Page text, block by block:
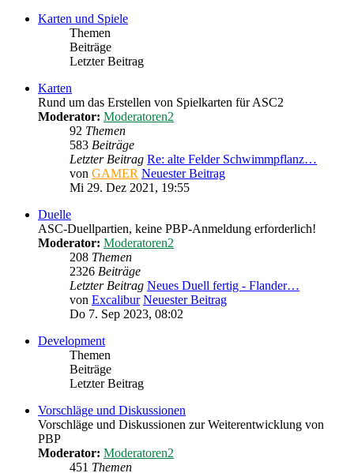
Karten und Spiele
Themen
Beiträge
Letzter Beitrag
Karten
Rund um das Erstellen von Spielkarten für ASC2
Moderator: Moderatoren2
92 Themen
583 Beiträge
Letzter Beitrag Re: alte Felder Schwimmpflanz…
von GAMER Neuester Beitrag
Mi 29. Dez 2021, 19:55
Duelle
ASC-Duellpartien, keine PBP-Anmeldung erforderlich!
Moderator: Moderatoren2
208 Themen
2326 Beiträge
Letzter Beitrag Neues Duell fertig - Flander…
von Excalibur Neuester Beitrag
Do 7. Sep 2023, 08:02
Development
Themen
Beiträge
Letzter Beitrag
Vorschläge und Diskussionen
Vorschläge und Diskussionen zur Weiterentwicklung von
PBP
Moderator: Moderatoren2
451 Themen